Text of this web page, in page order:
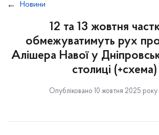
Новини
12 та 13 жовтня
обмежуватимуть рух
Алішера Навої у
столиці (+схема)
Опубліковано 10 жовтня 2025 року